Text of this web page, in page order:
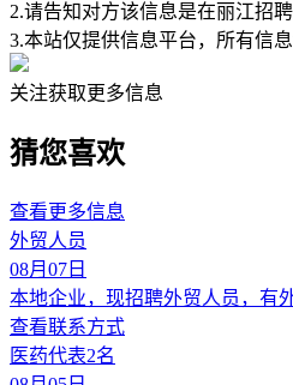
2.请告知对方该信息是在丽江招
3.本站仅提供信息平台，所有信
关注获取更多信息
猜您喜欢
查看更多信息
外贸人员
08月07日
本地企业，现招聘外贸人员，有
查看联系方式
医药代表2名